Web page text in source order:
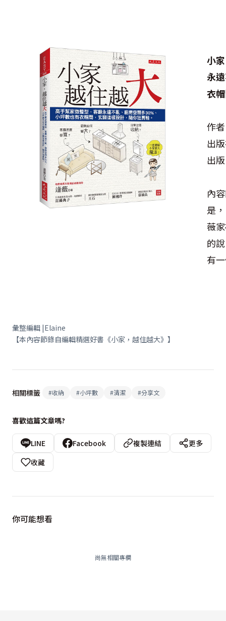
小
永
衣
作
出
出
內
是
薇
的
有
彙整編輯 |Elaine
【本內容節錄自編輯精選好書《小家，越住越大》】
相關標籤 #收納 #小坪數 #清潔 #分享文
喜歡這篇文章嗎?
LINE Facebook 複製連結
更多
收藏
你可能想看
尚無相關專欄